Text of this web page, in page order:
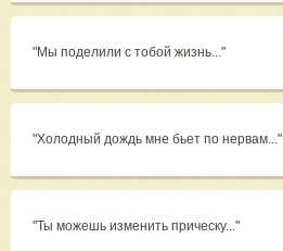
"Мы поделили с тобой жизнь..."
"Холодный дождь мне бьет по нервам..."
"Ты можешь изменить прическу..."